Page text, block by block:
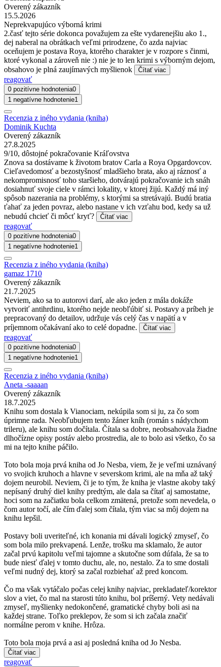
Overený zákazník
15.5.2026
Neprekvapujúco výborná krimi
2.časť tejto série dokonca považujem za ešte vydarenejšiu ako 1.,
dej naberal na obrátkach veľmi prirodzene, čo azda najviac
oceňujem je postava Roya, ktorého charakter je v rozpore s činmi,
ktoré vykonal a zároveň nie :) nie je to len krimi s výborným dejom,
obsahovo je plná zaujímavých myšlienok
Čítať viac
reagovať
0 pozitívne hodnotenia0
1 negatívne hodnotenie1
Recenzia z iného vydania (kniha)
Dominik Kuchta
Overený zákazník
27.8.2025
9/10, dôstojné pokračovanie Kráľovstva
Znova sa dostávame k životom bratov Carla a Roya Opgardovcov.
Cieľavedomosť a bezostyšnosť mladšieho brata, ako aj ráznosť a
nekompromisnosť toho staršieho, dotvárajú pokračovanie ich snáh
dosiahnuť svoje ciele v rámci lokality, v ktorej žijú. Každý má iný
spôsob nazerania na problémy, s ktorými sa stretávajú. Budú bratia
ťahať za jeden povraz, alebo nastane v ich vzťahu bod, kedy sa už
nebudú chcieť či môcť kryť?
Čítať viac
reagovať
0 pozitívne hodnotenia0
1 negatívne hodnotenie1
Recenzia z iného vydania (kniha)
gamaz 1710
Overený zákazník
21.7.2025
Neviem, ako sa to autorovi darí, ale ako jeden z mála dokáže
vytvoriť antihrdinu, ktorého nejde neobľúbiť si. Postavy a príbeh je
prepracovaný do detailov, udržuje vás celý čas v napätí a v
príjemnom očakávaní ako to celé dopadne.
Čítať viac
reagovať
0 pozitívne hodnotenia0
1 negatívne hodnotenie1
Recenzia z iného vydania (kniha)
Aneta -saaaan
Overený zákazník
18.7.2025
Knihu som dostala k Vianociam, nekúpila som si ju, za čo som
úprimne rada. Neobľubujem tento žáner kníh (román s nádychom
trileru), ale knihu som dočítala. Čítala sa dobre, neobsahovala žiadne
dlhočízne opisy postáv alebo prostredia, ale to bolo asi všetko, čo sa
mi na tejto knihe páčilo.
Toto bola moja prvá kniha od Jo Nesba, viem, že je veľmi uznávaný
vo svojich kruhoch a hlavne v severskom krimi, ale na mňa až taký
dojem neurobil. Neviem, či je to tým, že kniha je vlastne akoby taký
nepísaný druhý diel knihy predtým, ale dala sa čítať aj samostatne,
hoci som na začiatku bola celkom zmätená, pretože som nevedela, o
čom autor točí, ale čím ďalej som čítala, tým viac sa môj dojem na
knihu lepšil.
Postavy boli uveriteľné, ich konania mi dávali logický zmyseľ, čo
som bola milo prekvapená. Lenže, trošku ma sklamalo, že autor
začal prvú kapitolu veľmi tajomne a skutočne som dúfala, že sa to
bude niesť ďalej v tomto duchu, ale, no, nestalo. Za to sme dostali
veľmi nudný dej, ktorý sa začal rozbiehať až pred koncom.
Čo ma však vytáčalo počas celej knihy najviac, prekladateľ/korektor
slov a viet, čo mal na starosti túto knihu, bol príšerný. Vety nedávali
zmyseľ, myšlienky nedokončené, gramatické chyby boli asi na
každej strane. Toľko preklepov, že som si ich začala značiť
normálne perom v knihe. Hrôza.
Toto bola moja prvá a asi aj posledná kniha od Jo Nesba.
Čítať viac
reagovať